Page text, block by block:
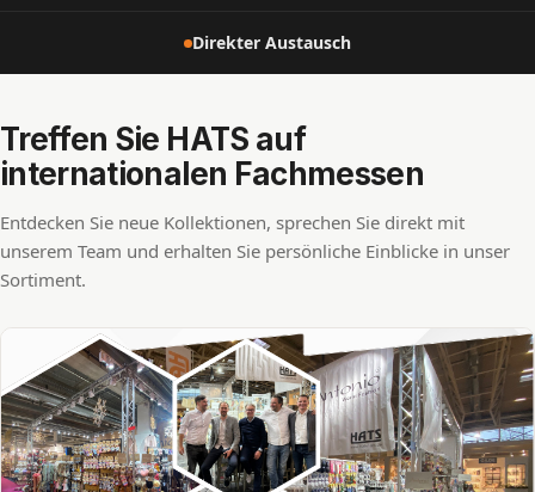
Direkter Austausch
Treffen Sie HATS auf
internationalen Fachmessen
Entdecken Sie neue Kollektionen, sprechen Sie direkt mit
unserem Team und erhalten Sie persönliche Einblicke in unser
Sortiment.